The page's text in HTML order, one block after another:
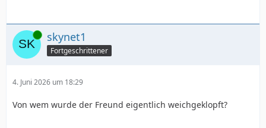
Online skynet1
Fortgeschrittener
4. Juni 2026 um 18:29
Von wem wurde der Freund eigentlich weichgeklopft?